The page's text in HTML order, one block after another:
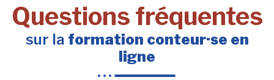
Questions fréquentes
sur la formation conteur·se en
ligne